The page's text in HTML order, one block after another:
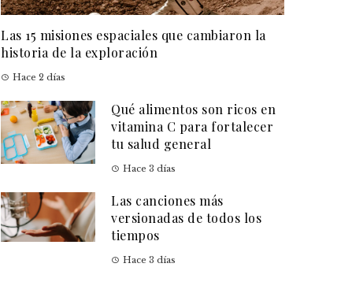
Las 15 misiones espaciales que cambiaron la
historia de la exploración
Hace 2 días
Qué alimentos son ricos en
vitamina C para fortalecer
tu salud general
Hace 3 días
Las canciones más
versionadas de todos los
tiempos
Hace 3 días